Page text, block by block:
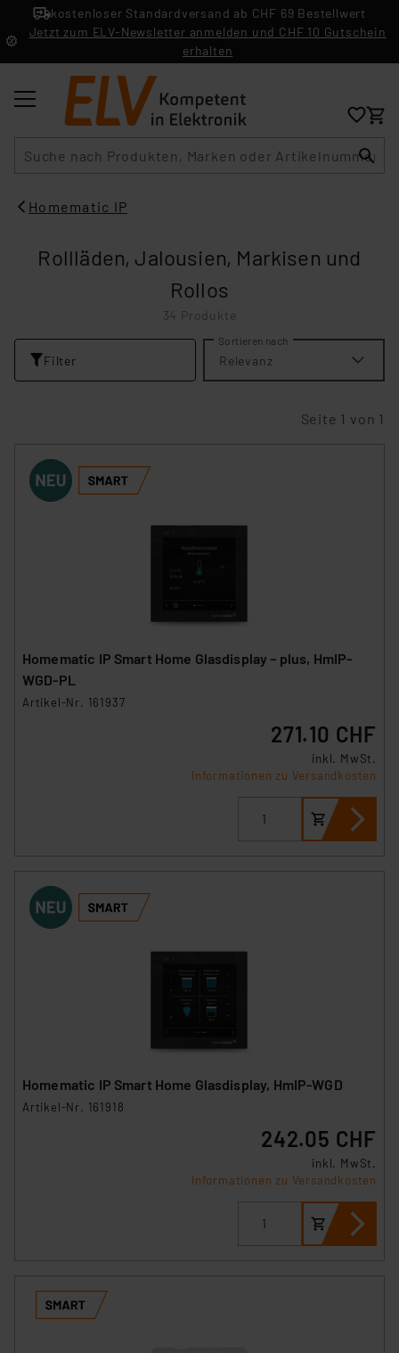
kostenloser Standardversand ab CHF 69 Bestellwert
Jetzt zum ELV-Newsletter anmelden und CHF 10 Gutschein
erhalten
Homematic IP
Rollläden, Jalousien, Markisen und
Rollos
34 Produkte
Filter
Sortieren nach
Relevanz
Seite 1 von 1
Homematic IP Smart Home Glasdisplay – plus, HmIP-
WGD-PL
Artikel-Nr. 161937
271.10 CHF
inkl. MwSt.
Informationen zu Versandkosten
Homematic IP Smart Home Glasdisplay, HmIP-WGD
Artikel-Nr. 161918
242.05 CHF
inkl. MwSt.
Informationen zu Versandkosten